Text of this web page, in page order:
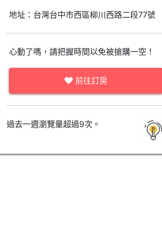
地址：台灣台中市西區柳川西路二段77號
心動了嗎，請把握時間以免被搶購一空！
前往訂房
過去一週瀏覽量超過9次。